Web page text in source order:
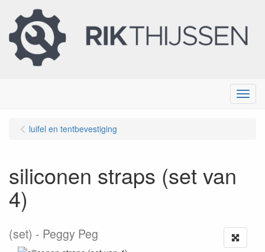
Menu
luifel en tentbevestiging
siliconen straps (set van
4)
(set) Peggy Peg